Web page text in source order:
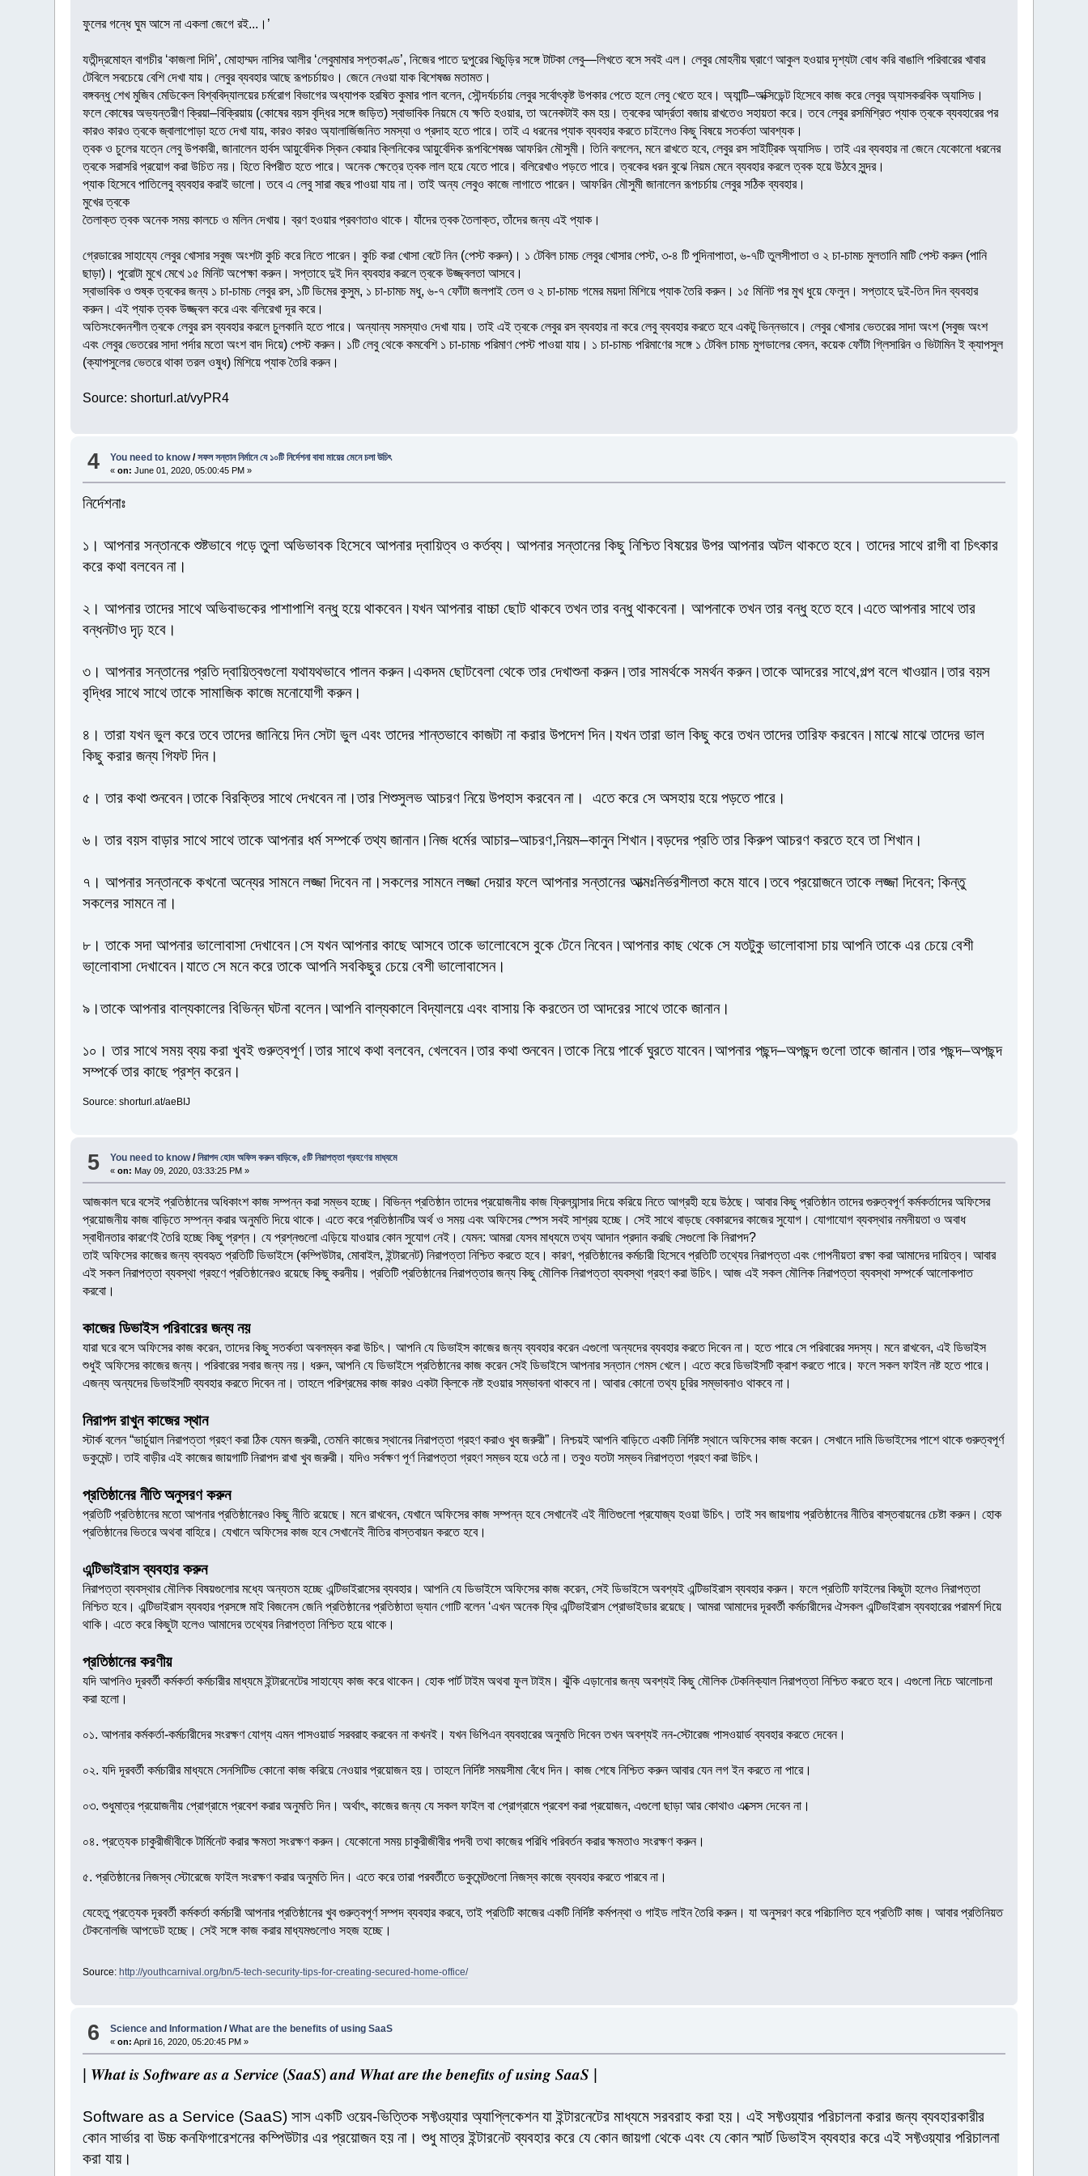
ফুলের গন্ধে ঘুম আসে না একলা জেগে রই...।’
যতীন্দ্রমোহন বাগচীর ‘কাজলা দিদি’, মোহাম্মদ নাসির আলীর ‘লেবুমামার সপ্তকাণ্ড’, নিজের পাতে দুপুরের খিচুড়ির সঙ্গে টাটকা লেবু—লিখতে বসে সবই এল। লেবুর মোহনীয় ঘ্রাণে আকুল হওয়ার দৃশ্যটা বোধ করি বাঙালি পরিবারের খাবার
টেবিলে সবচেয়ে বেশি দেখা যায়। লেবুর ব্যবহার আছে রূপচর্চায়ও। জেনে নেওয়া যাক বিশেষজ্ঞ মতামত।
বঙ্গবন্ধু শেখ মুজিব মেডিকেল বিশ্ববিদ্যালয়ের চর্মরোগ বিভাগের অধ্যাপক হরষিত কুমার পাল বলেন, সৌন্দর্যচর্চায় লেবুর সর্বোৎকৃষ্ট উপকার পেতে হলে লেবু খেতে হবে। অ্যান্টি–অক্সিডেন্ট হিসেবে কাজ করে লেবুর অ্যাসকরবিক অ্যাসিড।
ফলে কোষের অভ্যন্তরীণ ক্রিয়া–বিক্রিয়ায় (কোষের বয়স বৃদ্ধির সঙ্গে জড়িত) স্বাভাবিক নিয়মে যে ক্ষতি হওয়ার, তা অনেকটাই কম হয়। ত্বকের আর্দ্রতা বজায় রাখতেও সহায়তা করে। তবে লেবুর রসমিশ্রিত প্যাক ত্বকে ব্যবহারের পর
কারও কারও ত্বকে জ্বালাপোড়া হতে দেখা যায়, কারও কারও অ্যালার্জিজনিত সমস্যা ও প্রদাহ হতে পারে। তাই এ ধরনের প্যাক ব্যবহার করতে চাইলেও কিছু বিষয়ে সতর্কতা আবশ্যক।
ত্বক ও চুলের যত্নে লেবু উপকারী, জানালেন হার্বস আয়ুর্বেদিক স্কিন কেয়ার ক্লিনিকের আয়ুর্বেদিক রূপবিশেষজ্ঞ আফরিন মৌসুমী। তিনি বললেন, মনে রাখতে হবে, লেবুর রস সাইট্রিক অ্যাসিড। তাই এর ব্যবহার না জেনে যেকোনো ধরনের
ত্বকে সরাসরি প্রয়োগ করা উচিত নয়। হিতে বিপরীত হতে পারে। অনেক ক্ষেত্রে ত্বক লাল হয়ে যেতে পারে। বলিরেখাও পড়তে পারে। ত্বকের ধরন বুঝে নিয়ম মেনে ব্যবহার করলে ত্বক হয়ে উঠবে সুন্দর।
প্যাক হিসেবে পাতিলেবু ব্যবহার করাই ভালো। তবে এ লেবু সারা বছর পাওয়া যায় না। তাই অন্য লেবুও কাজে লাগাতে পারেন। আফরিন মৌসুমী জানালেন রূপচর্চায় লেবুর সঠিক ব্যবহার।
মুখের ত্বকে
তৈলাক্ত ত্বক অনেক সময় কালচে ও মলিন দেখায়। ব্রণ হওয়ার প্রবণতাও থাকে। যাঁদের ত্বক তৈলাক্ত, তাঁদের জন্য এই প্যাক।
গ্রেডারের সাহায্যে লেবুর খোসার সবুজ অংশটা কুচি করে নিতে পারেন। কুচি করা খোসা বেটে নিন (পেস্ট করুন)। ১ টেবিল চামচ লেবুর খোসার পেস্ট, ৩-৪ টি পুদিনাপাতা, ৬-৭টি তুলসীপাতা ও ২ চা-চামচ মুলতানি মাটি পেস্ট করুন (পানি
ছাড়া)। পুরোটা মুখে মেখে ১৫ মিনিট অপেক্ষা করুন। সপ্তাহে দুই দিন ব্যবহার করলে ত্বকে উজ্জ্বলতা আসবে।
স্বাভাবিক ও শুষ্ক ত্বকের জন্য ১ চা-চামচ লেবুর রস, ১টি ডিমের কুসুম, ১ চা-চামচ মধু, ৬-৭ ফোঁটা জলপাই তেল ও ২ চা-চামচ গমের ময়দা মিশিয়ে প্যাক তৈরি করুন। ১৫ মিনিট পর মুখ ধুয়ে ফেলুন। সপ্তাহে দুই-তিন দিন ব্যবহার
করুন। এই প্যাক ত্বক উজ্জ্বল করে এবং বলিরেখা দূর করে।
অতিসংবেদনশীল ত্বকে লেবুর রস ব্যবহার করলে চুলকানি হতে পারে। অন্যান্য সমস্যাও দেখা যায়। তাই এই ত্বকে লেবুর রস ব্যবহার না করে লেবু ব্যবহার করতে হবে একটু ভিন্নভাবে। লেবুর খোসার ভেতরের সাদা অংশ (সবুজ অংশ
এবং লেবুর ভেতরের সাদা পর্দার মতো অংশ বাদ দিয়ে) পেস্ট করুন। ১টি লেবু থেকে কমবেশি ১ চা-চামচ পরিমাণ পেস্ট পাওয়া যায়। ১ চা-চামচ পরিমাণের সঙ্গে ১ টেবিল চামচ মুগডালের বেসন, কয়েক ফোঁটা গ্লিসারিন ও ভিটামিন ই ক্যাপসুল
(ক্যাপসুলের ভেতরে থাকা তরল ওষুধ) মিশিয়ে প্যাক তৈরি করুন।
Source: shorturl.at/vyPR4
4 You need to know/সফল সন্তান নির্মানে যে ১০টি নির্দেশনা বাবা মায়ের মেনে চলা উচিৎ
«on: June 01, 2020, 05:00:45 PM »
নির্দেশনাঃ
১। আপনার সন্তানকে শুষ্টভাবে গড়ে তুলা অভিভাবক হিসেবে আপনার দ্বায়িত্ব ও কর্তব্য। আপনার সন্তানের কিছু নিশ্চিত বিষয়ের উপর আপনার অটল থাকতে হবে। তাদের সাথে রাগী বা চিৎকার
করে কথা বলবেন না।
২। আপনার তাদের সাথে অভিবাভকের পাশাপাশি বন্ধু হয়ে থাকবেন।যখন আপনার বাচ্চা ছোট থাকবে তখন তার বন্ধু থাকবেনা। আপনাকে তখন তার বন্ধু হতে হবে।এতে আপনার সাথে তার
বন্ধনটাও দৃঢ় হবে।
৩। আপনার সন্তানের প্রতি দ্বায়িত্বগুলো যথাযথভাবে পালন করুন।একদম ছোটবেলা থেকে তার দেখাশুনা করুন।তার সামর্থকে সমর্থন করুন।তাকে আদরের সাথে,গল্প বলে খাওয়ান।তার বয়স
বৃদ্ধির সাথে সাথে তাকে সামাজিক কাজে মনোযোগী করুন।
৪। তারা যখন ভুল করে তবে তাদের জানিয়ে দিন সেটা ভুল এবং তাদের শান্তভাবে কাজটা না করার উপদেশ দিন।যখন তারা ভাল কিছু করে তখন তাদের তারিফ করবেন।মাঝে মাঝে তাদের ভাল
কিছু করার জন্য গিফট দিন।
৫। তার কথা শুনবেন।তাকে বিরক্তির সাথে দেখবেন না।তার শিশুসুলভ আচরণ নিয়ে উপহাস করবেন না। এতে করে সে অসহায় হয়ে পড়তে পারে।
৬। তার বয়স বাড়ার সাথে সাথে তাকে আপনার ধর্ম সম্পর্কে তথ্য জানান।নিজ ধর্মের আচার–আচরণ,নিয়ম–কানুন শিখান।বড়দের প্রতি তার কিরুপ আচরণ করতে হবে তা শিখান।
৭। আপনার সন্তানকে কখনো অন্যের সামনে লজ্জা দিবেন না।সকলের সামনে লজ্জা দেয়ার ফলে আপনার সন্তানের আত্মঃনির্ভরশীলতা কমে যাবে।তবে প্রয়োজনে তাকে লজ্জা দিবেন; কিন্তু
সকলের সামনে না।
৮। তাকে সদা আপনার ভালোবাসা দেখাবেন।সে যখন আপনার কাছে আসবে তাকে ভালোবেসে বুকে টেনে নিবেন।আপনার কাছ থেকে সে যতটুকু ভালোবাসা চায় আপনি তাকে এর চেয়ে বেশী
ভা্লোবাসা দেখাবেন।যাতে সে মনে করে তাকে আপনি সবকিছুর চেয়ে বেশী ভালোবাসেন।
৯।তাকে আপনার বাল্যকালের বিভিন্ন ঘটনা বলেন।আপনি বাল্যকালে বিদ্যালয়ে এবং বাসায় কি করতেন তা আদরের সাথে তাকে জানান।
১০। তার সাথে সময় ব্যয় করা খুবই গুরুত্বপূর্ণ।তার সাথে কথা বলবেন, খেলবেন।তার কথা শুনবেন।তাকে নিয়ে পার্কে ঘুরতে যাবেন।আপনার পছন্দ–অপছন্দ গুলো তাকে জানান।তার পছন্দ–অপছন্দ
সম্পর্কে তার কাছে প্রশ্ন করেন।
Source: shorturl.at/aeBIJ
5 You need to know/নিরাপদ হোম অফিস করুন বাড়িকে, ৫টি নিরাপত্তা গ্রহণের মাধ্যমে
«on: May 09, 2020, 03:33:25 PM »
আজকাল ঘরে বসেই প্রতিষ্ঠানের অধিকাংশ কাজ সম্পন্ন করা সম্ভব হচ্ছে। বিভিন্ন প্রতিষ্ঠান তাদের প্রয়োজনীয় কাজ ফ্রিল্যান্সার দিয়ে করিয়ে নিতে আগ্রহী হয়ে উঠছে। আবার কিছু প্রতিষ্ঠান তাদের গুরুত্বপূর্ণ কর্মকর্তাদের অফিসের
প্রয়োজনীয় কাজ বাড়িতে সম্পন্ন করার অনুমতি দিয়ে থাকে। এতে করে প্রতিষ্ঠানটির অর্থ ও সময় এবং অফিসের স্পেস সবই সাশ্রয় হচ্ছে। সেই সাথে বাড়ছে বেকারদের কাজের সুযোগ। যোগাযোগ ব্যবস্থার নমনীয়তা ও অবাধ
স্বাধীনতার কারণেই তৈরি হচ্ছে কিছু প্রশ্ন। যে প্রশ্নগুলো এড়িয়ে যাওয়ার কোন সুযোগ নেই। যেমন: আমরা যেসব মাধ্যমে তথ্য আদান প্রদান করছি সেগুলো কি নিরাপদ?
তাই অফিসের কাজের জন্য ব্যবহৃত প্রতিটি ডিভাইসে (কম্পিউটার, মোবাইল, ইন্টারনেট) নিরাপত্তা নিশ্চিত করতে হবে। কারণ, প্রতিষ্ঠানের কর্মচারী হিসেবে প্রতিটি তথ্যের নিরাপত্তা এবং গোপনীয়তা রক্ষা করা আমাদের দায়িত্ব। আবার
এই সকল নিরাপত্তা ব্যবস্থা গ্রহণে প্রতিষ্ঠানেরও রয়েছে কিছু করনীয়। প্রতিটি প্রতিষ্ঠানের নিরাপত্তার জন্য কিছু মৌলিক নিরাপত্তা ব্যবস্থা গ্রহণ করা উচিৎ। আজ এই সকল মৌলিক নিরাপত্তা ব্যবস্থা সম্পর্কে আলোকপাত
করবো।
কাজের ডিভাইস পরিবারের জন্য নয়
যারা ঘরে বসে অফিসের কাজ করেন, তাদের কিছু সতর্কতা অবলম্বন করা উচিৎ। আপনি যে ডিভাইস কাজের জন্য ব্যবহার করেন এগুলো অন্যদের ব্যবহার করতে দিবেন না। হতে পারে সে পরিবারের সদস্য। মনে রাখবেন, এই ডিভাইস
শুধুই অফিসের কাজের জন্য। পরিবারের সবার জন্য নয়। ধরুন, আপনি যে ডিভাইসে প্রতিষ্ঠানের কাজ করেন সেই ডিভাইসে আপনার সন্তান গেমস খেলে। এতে করে ডিভাইসটি ক্রাশ করতে পারে। ফলে সকল ফাইল নষ্ট হতে পারে।
এজন্য অন্যদের ডিভাইসটি ব্যবহার করতে দিবেন না। তাহলে পরিশ্রমের কাজ কারও একটা ক্লিকে নষ্ট হওয়ার সম্ভাবনা থাকবে না। আবার কোনো তথ্য চুরির সম্ভাবনাও থাকবে না।
নিরাপদ রাখুন কাজের স্থান
স্টার্ক বলেন “ভার্চুয়াল নিরাপত্তা গ্রহণ করা ঠিক যেমন জরুরী, তেমনি কাজের স্থানের নিরাপত্তা গ্রহণ করাও খুব জরুরী”। নিশ্চয়ই আপনি বাড়িতে একটি নির্দিষ্ট স্থানে অফিসের কাজ করেন। সেখানে দামি ডিভাইসের পাশে থাকে গুরুত্বপূর্ণ
ডকুমেন্ট। তাই বাড়ীর এই কাজের জায়গাটি নিরাপদ রাখা খুব জরুরী। যদিও সর্বক্ষণ পূর্ণ নিরাপত্তা গ্রহণ সম্ভব হয়ে ওঠে না। তবুও যতটা সম্ভব নিরাপত্তা গ্রহণ করা উচিৎ।
প্রতিষ্ঠানের নীতি অনুসরণ করুন
প্রতিটি প্রতিষ্ঠানের মতো আপনার প্রতিষ্ঠানেরও কিছু নীতি রয়েছে। মনে রাখবেন, যেখানে অফিসের কাজ সম্পন্ন হবে সেখানেই এই নীতিগুলো প্রযোজ্য হওয়া উচিৎ। তাই সব জায়গায় প্রতিষ্ঠানের নীতির বাস্তবায়নের চেষ্টা করুন। হোক
প্রতিষ্ঠানের ভিতরে অথবা বাহিরে। যেখানে অফিসের কাজ হবে সেখানেই নীতির বাস্তবায়ন করতে হবে।
এন্টিভাইরাস ব্যবহার করুন
নিরাপত্তা ব্যবস্থার মৌলিক বিষয়গুলোর মধ্যে অন্যতম হচ্ছে এন্টিভাইরাসের ব্যবহার। আপনি যে ডিভাইসে অফিসের কাজ করেন, সেই ডিভাইসে অবশ্যই এন্টিভাইরাস ব্যবহার করুন। ফলে প্রতিটি ফাইলের কিছুটা হলেও নিরাপত্তা
নিশ্চিত হবে। এন্টিভাইরাস ব্যবহার প্রসঙ্গে মাই বিজনেস জেনি প্রতিষ্ঠানের প্রতিষ্ঠাতা ভ্যান গোটি বলেন ‘এখন অনেক ফ্রি এন্টিভাইরাস প্রোভাইডার রয়েছে। আমরা আমাদের দূরবর্তী কর্মচারীদের ঐসকল এন্টিভাইরাস ব্যবহারের পরামর্শ দিয়ে
থাকি। এতে করে কিছুটা হলেও আমাদের তথ্যের নিরাপত্তা নিশ্চিত হয়ে থাকে।
প্রতিষ্ঠানের করণীয়
যদি আপনিও দূরবর্তী কর্মকর্তা কর্মচারীর মাধ্যমে ইন্টারনেটের সাহায্যে কাজ করে থাকেন। হোক পার্ট টাইম অথবা ফুল টাইম। ঝুঁকি এড়ানোর জন্য অবশ্যই কিছু মৌলিক টেকনিক্যাল নিরাপত্তা নিশ্চিত করতে হবে। এগুলো নিচে আলোচনা
করা হলো।
০১. আপনার কর্মকর্তা-কর্মচারীদের সংরক্ষণ যোগ্য এমন পাসওয়ার্ড সরবরাহ করবেন না কখনই। যখন ভিপিএন ব্যবহারের অনুমতি দিবেন তখন অবশ্যই নন-স্টোরেজ পাসওয়ার্ড ব্যবহার করতে দেবেন।
০২. যদি দূরবর্তী কর্মচারীর মাধ্যমে সেনসিটিভ কোনো কাজ করিয়ে নেওয়ার প্রয়োজন হয়। তাহলে নির্দিষ্ট সময়সীমা বেঁধে দিন। কাজ শেষে নিশ্চিত করুন আবার যেন লগ ইন করতে না পারে।
০৩. শুধুমাত্র প্রয়োজনীয় প্রোগ্রামে প্রবেশ করার অনুমতি দিন। অর্থাৎ, কাজের জন্য যে সকল ফাইল বা প্রোগ্রামে প্রবেশ করা প্রয়োজন, এগুলো ছাড়া আর কোথাও এক্সেস দেবেন না।
০৪. প্রত্যেক চাকুরীজীবীকে টার্মিনেট করার ক্ষমতা সংরক্ষণ করুন। যেকোনো সময় চাকুরীজীবীর পদবী তথা কাজের পরিধি পরিবর্তন করার ক্ষমতাও সংরক্ষণ করুন।
৫. প্রতিষ্ঠানের নিজস্ব স্টোরেজে ফাইল সংরক্ষণ করার অনুমতি দিন। এতে করে তারা পরবর্তীতে ডকুমেন্টগুলো নিজস্ব কাজে ব্যবহার করতে পারবে না।
যেহেতু প্রত্যেক দূরবর্তী কর্মকর্তা কর্মচারী আপনার প্রতিষ্ঠানের খুব গুরুত্বপূর্ণ সম্পদ ব্যবহার করবে, তাই প্রতিটি কাজের একটি নির্দিষ্ট কর্মপন্থা ও গাইড লাইন তৈরি করুন। যা অনুসরণ করে পরিচালিত হবে প্রতিটি কাজ। আবার প্রতিনিয়ত
টেকনোলজি আপডেট হচ্ছে। সেই সঙ্গে কাজ করার মাধ্যমগুলোও সহজ হচ্ছে।
Source: http://youthcarnival.org/bn/5-tech-security-tips-for-creating-secured-home-office/
6 Science and Information /What are the benefits of using SaaS
«on: April 16, 2020, 05:20:45 PM »
| 𝑾𝒉𝒂𝒕 𝒊𝒔 𝑺𝒐𝒇𝒕𝒘𝒂𝒓𝒆 𝒂𝒔 𝒂 𝑺𝒆𝒓𝒗𝒊𝒄𝒆 (𝑺𝒂𝒂𝑺) 𝒂𝒏𝒅 𝑾𝒉𝒂𝒕 𝒂𝒓𝒆 𝒕𝒉𝒆 𝒃𝒆𝒏𝒆𝒇𝒊𝒕𝒔 𝒐𝒇 𝒖𝒔𝒊𝒏𝒈 𝑺𝒂𝒂𝑺 |
Software as a Service (SaaS) সাস একটি ওয়েব-ভিত্তিক সফ্টওয়্যার অ্যাপ্লিকেশন যা ইন্টারনেটের মাধ্যমে সরবরাহ করা হয়। এই সফ্টওয়্যার পরিচালনা করার জন্য ব্যবহারকারীর
কোন সার্ভার বা উচ্চ কনফিগারেশনের কম্পিউটার এর প্রয়োজন হয় না। শুধু মাত্র ইন্টারনেট ব্যবহার করে যে কোন জায়গা থেকে এবং যে কোন স্মার্ট ডিভাইস ব্যবহার করে এই সফ্টওয়্যার পরিচালনা
করা যায়।